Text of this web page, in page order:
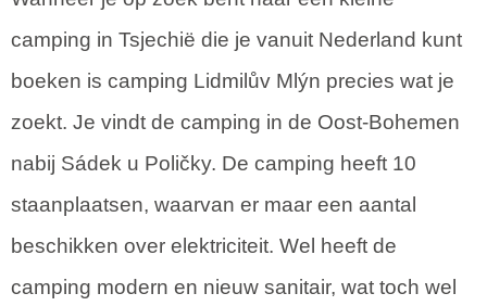
camping in Tsjechië die je vanuit Nederland kunt
boeken is camping Lidmilův Mlýn precies wat je
zoekt. Je vindt de camping in de Oost-Bohemen
nabij Sádek u Poličky. De camping heeft 10
staanplaatsen, waarvan er maar een aantal
beschikken over elektriciteit. Wel heeft de
camping modern en nieuw sanitair, wat toch wel